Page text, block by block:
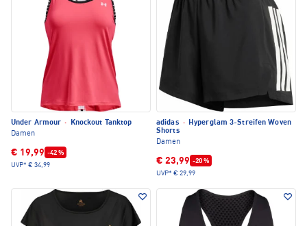
Under Armour ·
Knockout Tanktop
Damen
€ 19,99 -42 %
UVP* € 34,99
adidas · Hyperglam 3-Streifen Woven
Shorts
Damen
€ 23,99 -20 %
UVP* € 29,99